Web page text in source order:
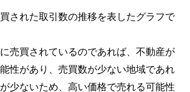
された取引数の推移を表したグラフで
売買されているのであれば、不動産が
性があり、売買数が少ない地域であれ
少ないため、高い価格で売れる可能性